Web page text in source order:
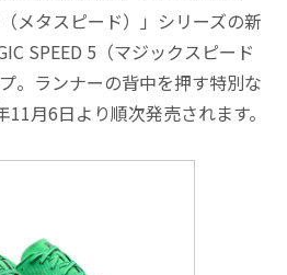
メタスピード）」シリーズの新
SPEED 5（マジックスピード
。ランナーの背中を押す特別な
月6日より順次発売されます。